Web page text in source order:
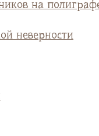
на
неверности